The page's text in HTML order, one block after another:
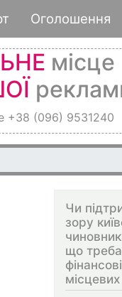
Оголошення
місце
+38 (096) 9531240
Чи
зору
що